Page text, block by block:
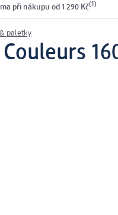
při nákupu od 1 290 Kč(1)
paletky